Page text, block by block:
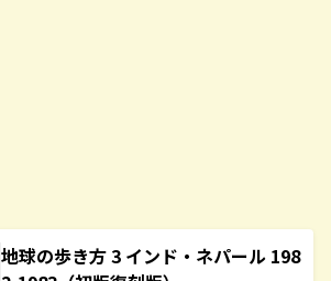
地球の歩き方 3 インド・ネパール 198